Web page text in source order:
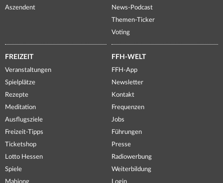
Aszendent
News-Podcast
Themen-Ticker
Voting
FREIZEIT
Veranstaltungen
Spielplätze
Rezepte
Meditation
Ausflugsziele
Freizeit-Tipps
Ticketshop
Lotto Hessen
Spiele
FFH-WELT
FFH-App
Newsletter
Kontakt
Frequenzen
Jobs
Führungen
Presse
Radiowerbung
Weiterbildung